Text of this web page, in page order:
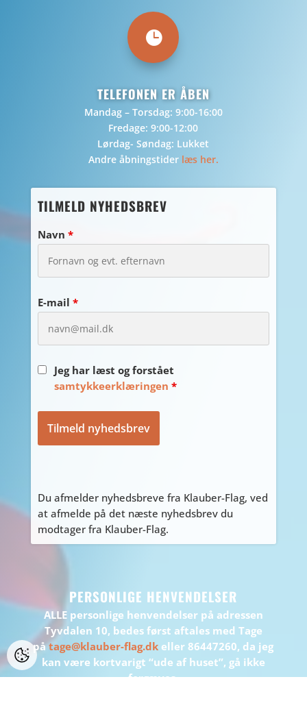

TELEFONEN ER ÅBEN
Mandag – Torsdag: 9:00-16:00
Fredage: 9:00-12:00
Lørdag- Søndag: Lukket
Andre åbningstider læs her.
TILMELD NYHEDSBREV
Navn *
E-mail *
Jeg har læst og forstået
samtykkeerklæringen *
Du afmelder nyhedsbreve fra Klauber-Flag, ved
at afmelde på det næste nyhedsbrev du
modtager fra Klauber-Flag.
PERSONLIGE HENVENDELSER
ALLE personlige henvendelser på adressen
Tyvdalen 10, bedes først aftales med Tage
på tage@klauber-flag.dk eller 86447260, da jeg
kan være kortvarigt “ude af huset”, gå ikke
forgæves.